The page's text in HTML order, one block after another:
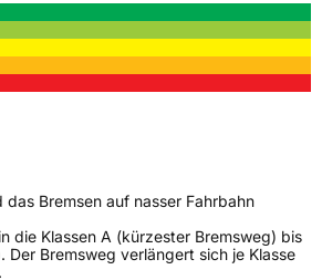
das Bremsen auf nasser Fahrbahn
die Klassen A (kürzester Bremsweg) bis
Der Bremsweg verlängert sich je Klasse